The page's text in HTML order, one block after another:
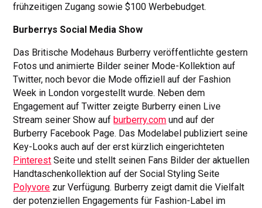
frühzeitigen Zugang sowie $100 Werbebudget.
Burberrys Social Media Show
Das Britische Modehaus Burberry veröffentlichte gestern
Fotos und animierte Bilder seiner Mode-Kollektion auf
Twitter, noch bevor die Mode offiziell auf der Fashion
Week in London vorgestellt wurde. Neben dem
Engagement auf Twitter zeigte Burberry einen Live
Stream seiner Show auf burberry.com und auf der
Burberry Facebook Page. Das Modelabel publiziert seine
Key-Looks auch auf der erst kürzlich eingerichteten
Pinterest Seite und stellt seinen Fans Bilder der aktuellen
Handtaschenkollektion auf der Social Styling Seite
Polyvore zur Verfügung. Burberry zeigt damit die Vielfalt
der potenziellen Engagements für Fashion-Label im